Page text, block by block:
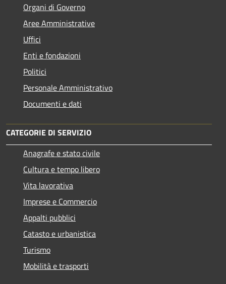
Organi di Governo
Aree Amministrative
Uffici
Enti e fondazioni
Politici
Personale Amministrativo
Documenti e dati
CATEGORIE DI SERVIZIO
Anagrafe e stato civile
Cultura e tempo libero
Vita lavorativa
Imprese e Commercio
Appalti pubblici
Catasto e urbanistica
Turismo
Mobilità e trasporti